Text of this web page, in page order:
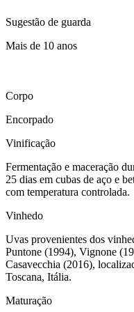
Sugestão de guarda
Mais de 10 anos
Corpo
Encorpado
Vinificação
Fermentação e maceração
25 dias em cubas de aço e
com temperatura controlada.
Vinhedo
Uvas provenientes dos
Puntone (1994), Vignone
Casavecchia (2016),
Toscana, Itália.
Maturação